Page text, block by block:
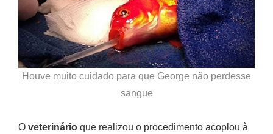
Houve muito cuidado para que George não perdesse
sangue
O veterinário que realizou o procedimento acoplou à